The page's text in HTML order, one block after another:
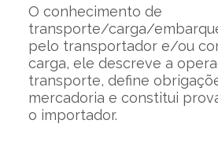
O conhecimento de
transporte/carga/
pelo transportador e/ou
carga, ele descreve a
transporte, define
mercadoria e constitui
o importador.